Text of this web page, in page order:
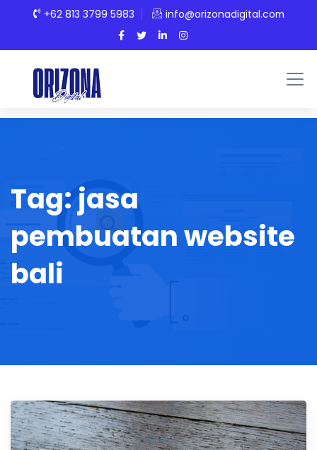
+62 813 3799 5983 info@orizonadigital.com
Tag: jasa
pembuatan website
bali